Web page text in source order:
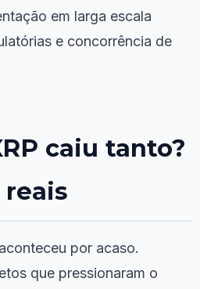
em larga escala
e concorrência de
caiu tanto?
por acaso.
que pressionaram o